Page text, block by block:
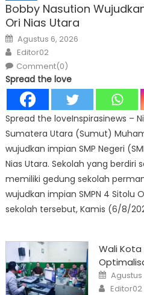
Bobby Nasution
Ori Nias Utara
Posted
on
Agustus 6, 2026
Author
Editor02
Comment(0)
Spread the love
Spread the loveInspirasinews –
Sumatera Utara (Sumut)
wujudkan impian SMP Negeri
Nias Utara. Sekolah yang berdiri
memiliki gedung sekolah
wujudkan impian SMPN 4 Sitolu
sekolah tersebut, Kamis (6/8/
Wali
Posted
on
Agustus
Author
Editor02